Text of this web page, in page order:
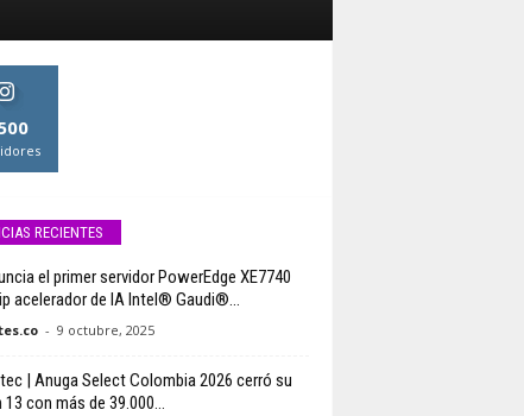
RECIENTES
el primer servidor PowerEdge XE7740
acelerador de IA Intel® Gaudi®...
- 9 octubre, 2025
| Anuga Select Colombia 2026 cerró su
con más de 39.000...